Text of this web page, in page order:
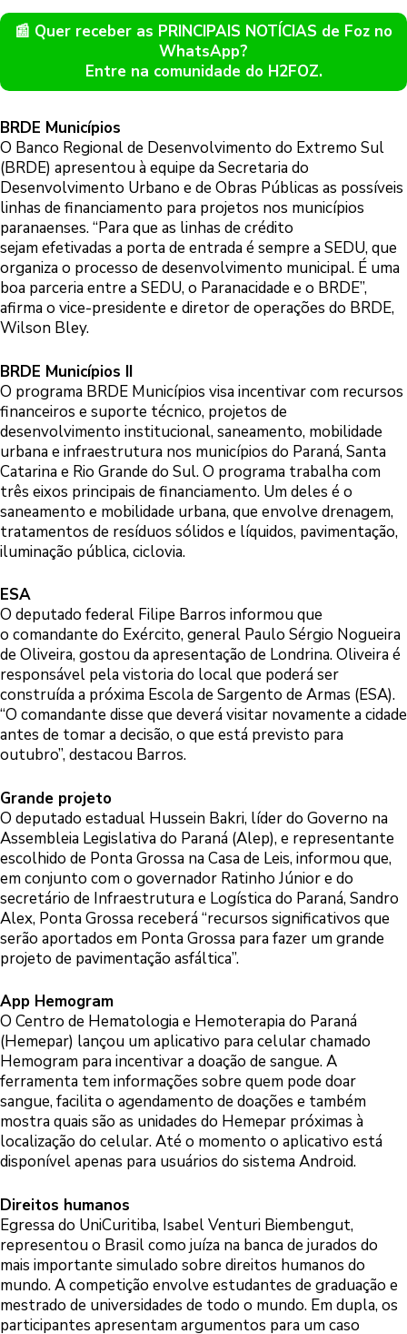
📰 Quer receber as PRINCIPAIS NOTÍCIAS de Foz no
WhatsApp?
Entre na comunidade do H2FOZ.
BRDE Municípios
O Banco Regional de Desenvolvimento do Extremo Sul
(BRDE) apresentou à equipe da Secretaria do
Desenvolvimento Urbano e de Obras Públicas as possíveis
linhas de financiamento para projetos nos municípios
paranaenses. “Para que as linhas de crédito
sejam efetivadas a porta de entrada é sempre a SEDU, que
organiza o processo de desenvolvimento municipal. É uma
boa parceria entre a SEDU, o Paranacidade e o BRDE”,
afirma o vice-presidente e diretor de operações do BRDE,
Wilson Bley.
BRDE Municípios II
O programa BRDE Municípios visa incentivar com recursos
financeiros e suporte técnico, projetos de
desenvolvimento institucional, saneamento, mobilidade
urbana e infraestrutura nos municípios do Paraná, Santa
Catarina e Rio Grande do Sul. O programa trabalha com
três eixos principais de financiamento. Um deles é o
saneamento e mobilidade urbana, que envolve drenagem,
tratamentos de resíduos sólidos e líquidos, pavimentação,
iluminação pública, ciclovia.
ESA
O deputado federal Filipe Barros informou que
o comandante do Exército, general Paulo Sérgio Nogueira
de Oliveira, gostou da apresentação de Londrina. Oliveira é
responsável pela vistoria do local que poderá ser
construída a próxima Escola de Sargento de Armas (ESA).
“O comandante disse que deverá visitar novamente a cidade
antes de tomar a decisão, o que está previsto para
outubro”, destacou Barros.
Grande projeto
O deputado estadual Hussein Bakri, líder do Governo na
Assembleia Legislativa do Paraná (Alep), e representante
escolhido de Ponta Grossa na Casa de Leis, informou que,
em conjunto com o governador Ratinho Júnior e do
secretário de Infraestrutura e Logística do Paraná, Sandro
Alex, Ponta Grossa receberá “recursos significativos que
serão aportados em Ponta Grossa para fazer um grande
projeto de pavimentação asfáltica”.
App Hemogram
O Centro de Hematologia e Hemoterapia do Paraná
(Hemepar) lançou um aplicativo para celular chamado
Hemogram para incentivar a doação de sangue. A
ferramenta tem informações sobre quem pode doar
sangue, facilita o agendamento de doações e também
mostra quais são as unidades do Hemepar próximas à
localização do celular. Até o momento o aplicativo está
disponível apenas para usuários do sistema Android.
Direitos humanos
Egressa do UniCuritiba, Isabel Venturi Biembengut,
representou o Brasil como juíza na banca de jurados do
mais importante simulado sobre direitos humanos do
mundo. A competição envolve estudantes de graduação e
mestrado de universidades de todo o mundo. Em dupla, os
participantes apresentam argumentos para um caso